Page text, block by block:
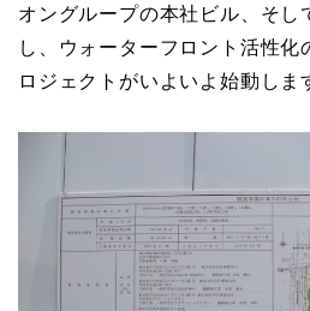
オングループの本社ビル、そし
し、ウォーターフロント活性化
ロジェクトがいよいよ始動しま